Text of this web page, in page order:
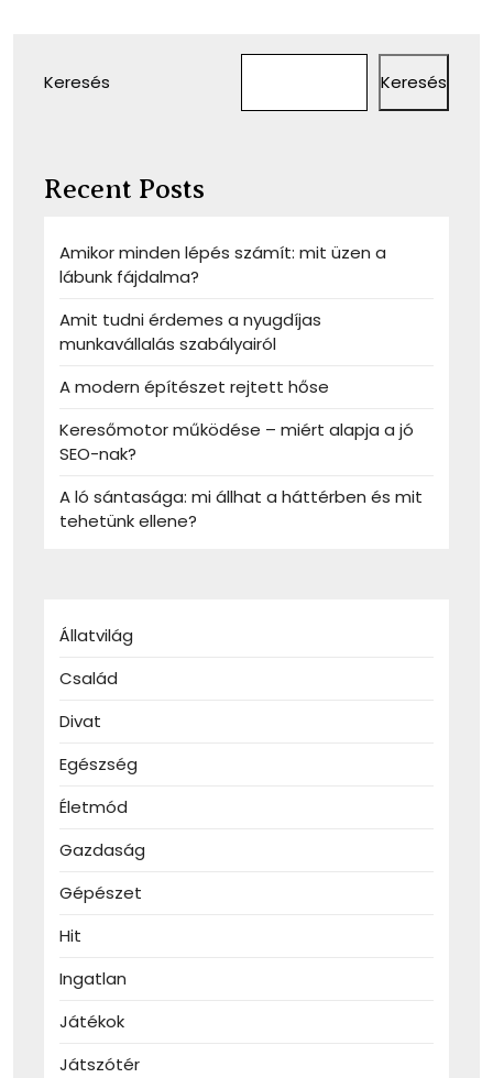
Keresés Keresés
Recent Posts
Amikor minden lépés számít: mit üzen a
lábunk fájdalma?
Amit tudni érdemes a nyugdíjas
munkavállalás szabályairól
A modern építészet rejtett hőse
Keresőmotor működése – miért alapja a jó
SEO-nak?
A ló sántasága: mi állhat a háttérben és mit
tehetünk ellene?
Állatvilág
Család
Divat
Egészség
Életmód
Gazdaság
Gépészet
Hit
Ingatlan
Játékok
Játszótér